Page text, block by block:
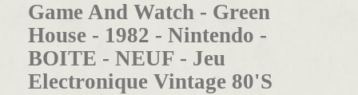
Game And Watch - Green
House - 1982 - Nintendo -
BOITE - NEUF - Jeu
Electronique Vintage 80'S